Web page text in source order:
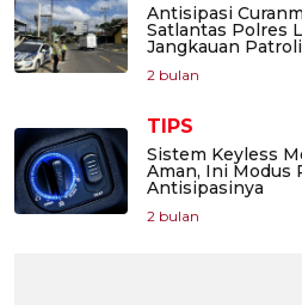
Antisipasi
Satlantas Polres
Jangkauan Patroli
2 bulan
TIPS
Sistem Keyless
Aman, Ini Modus
Antisipasinya
2 bulan